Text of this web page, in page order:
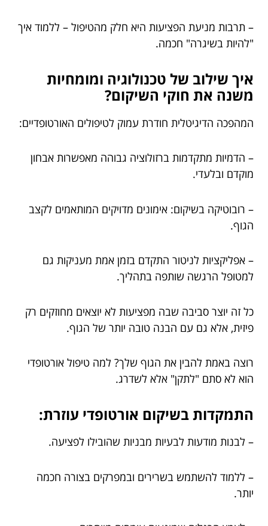
– תרבות מניעת הפציעות היא חלק מהטיפול – ללמוד איך
"להיות בשיגרה" חכמה.
איך שילוב של טכנולוגיה ומומחיות
משנה את חוקי השיקום?
המהפכה הדיגיטלית חודרת עמוק לטיפולים האורטופדיים:
– הדמיות מתקדמות ברזולוציה גבוהה מאפשרות אבחון
מוקדם ובלעדי.
– רובוטיקה בשיקום: אימונים מדויקים המותאמים לקצב
הגוף.
– אפליקציות לניטור התקדם בזמן אמת מעניקות גם
למטופל הרגשה שותפה בתהליך.
כל זה יוצר סביבה שבה מפציעות לא יוצאים מחוזקים רק
פיזית, אלא גם עם הבנה טובה יותר של הגוף.
רוצה באמת להבין את הגוף שלך? למה טיפול אורטופדי
הוא לא סתם "לתקן" אלא לשדרג.
התמקדות בשיקום אורטופדי עוזרת:
– לבנות מודעות לבעיות מבניות שהובילו לפציעה.
– ללמוד להשתמש בשרירים ובמפרקים בצורה חכמה
יותר.